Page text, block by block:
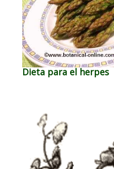
Dieta para el herpes